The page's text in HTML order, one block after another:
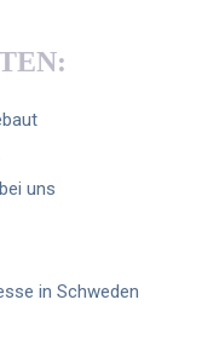
uns
in Schweden